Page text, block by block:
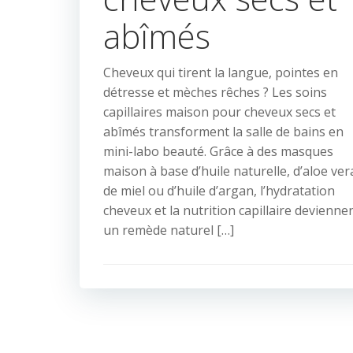
abîmés
Cheveux qui tirent la langue, pointes en
détresse et mèches rêches ? Les soins
capillaires maison pour cheveux secs et
abîmés transforment la salle de bains en
mini-labo beauté. Grâce à des masques
maison à base d’huile naturelle, d’aloe
de miel ou d’huile d’argan, l’hydratation
cheveux et la nutrition capillaire
un remède naturel […]